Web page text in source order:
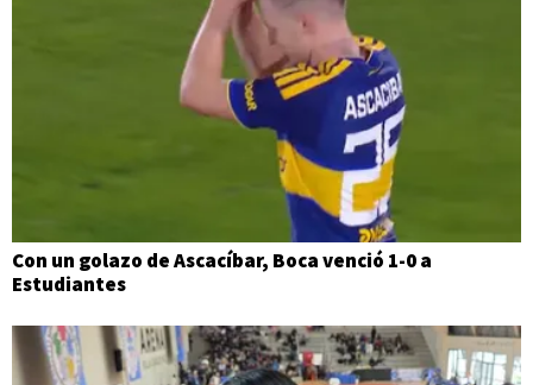
Con un golazo de Ascacíbar, Boca venció 1-0 a
Estudiantes